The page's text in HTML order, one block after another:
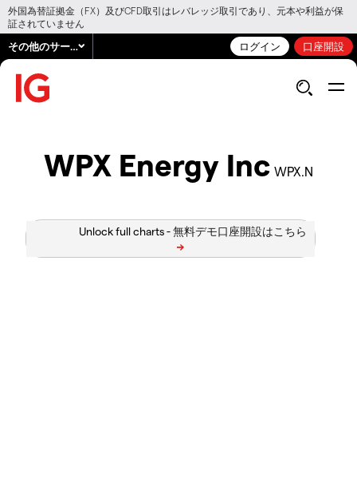
外国為替証拠金（FX）及びCFD取引はレバレッジ取引であり、元本や利益が保
証されていません
その他のサービス ログイン 口座開設
WPX Energy Inc WPX.N
Unlock full charts -